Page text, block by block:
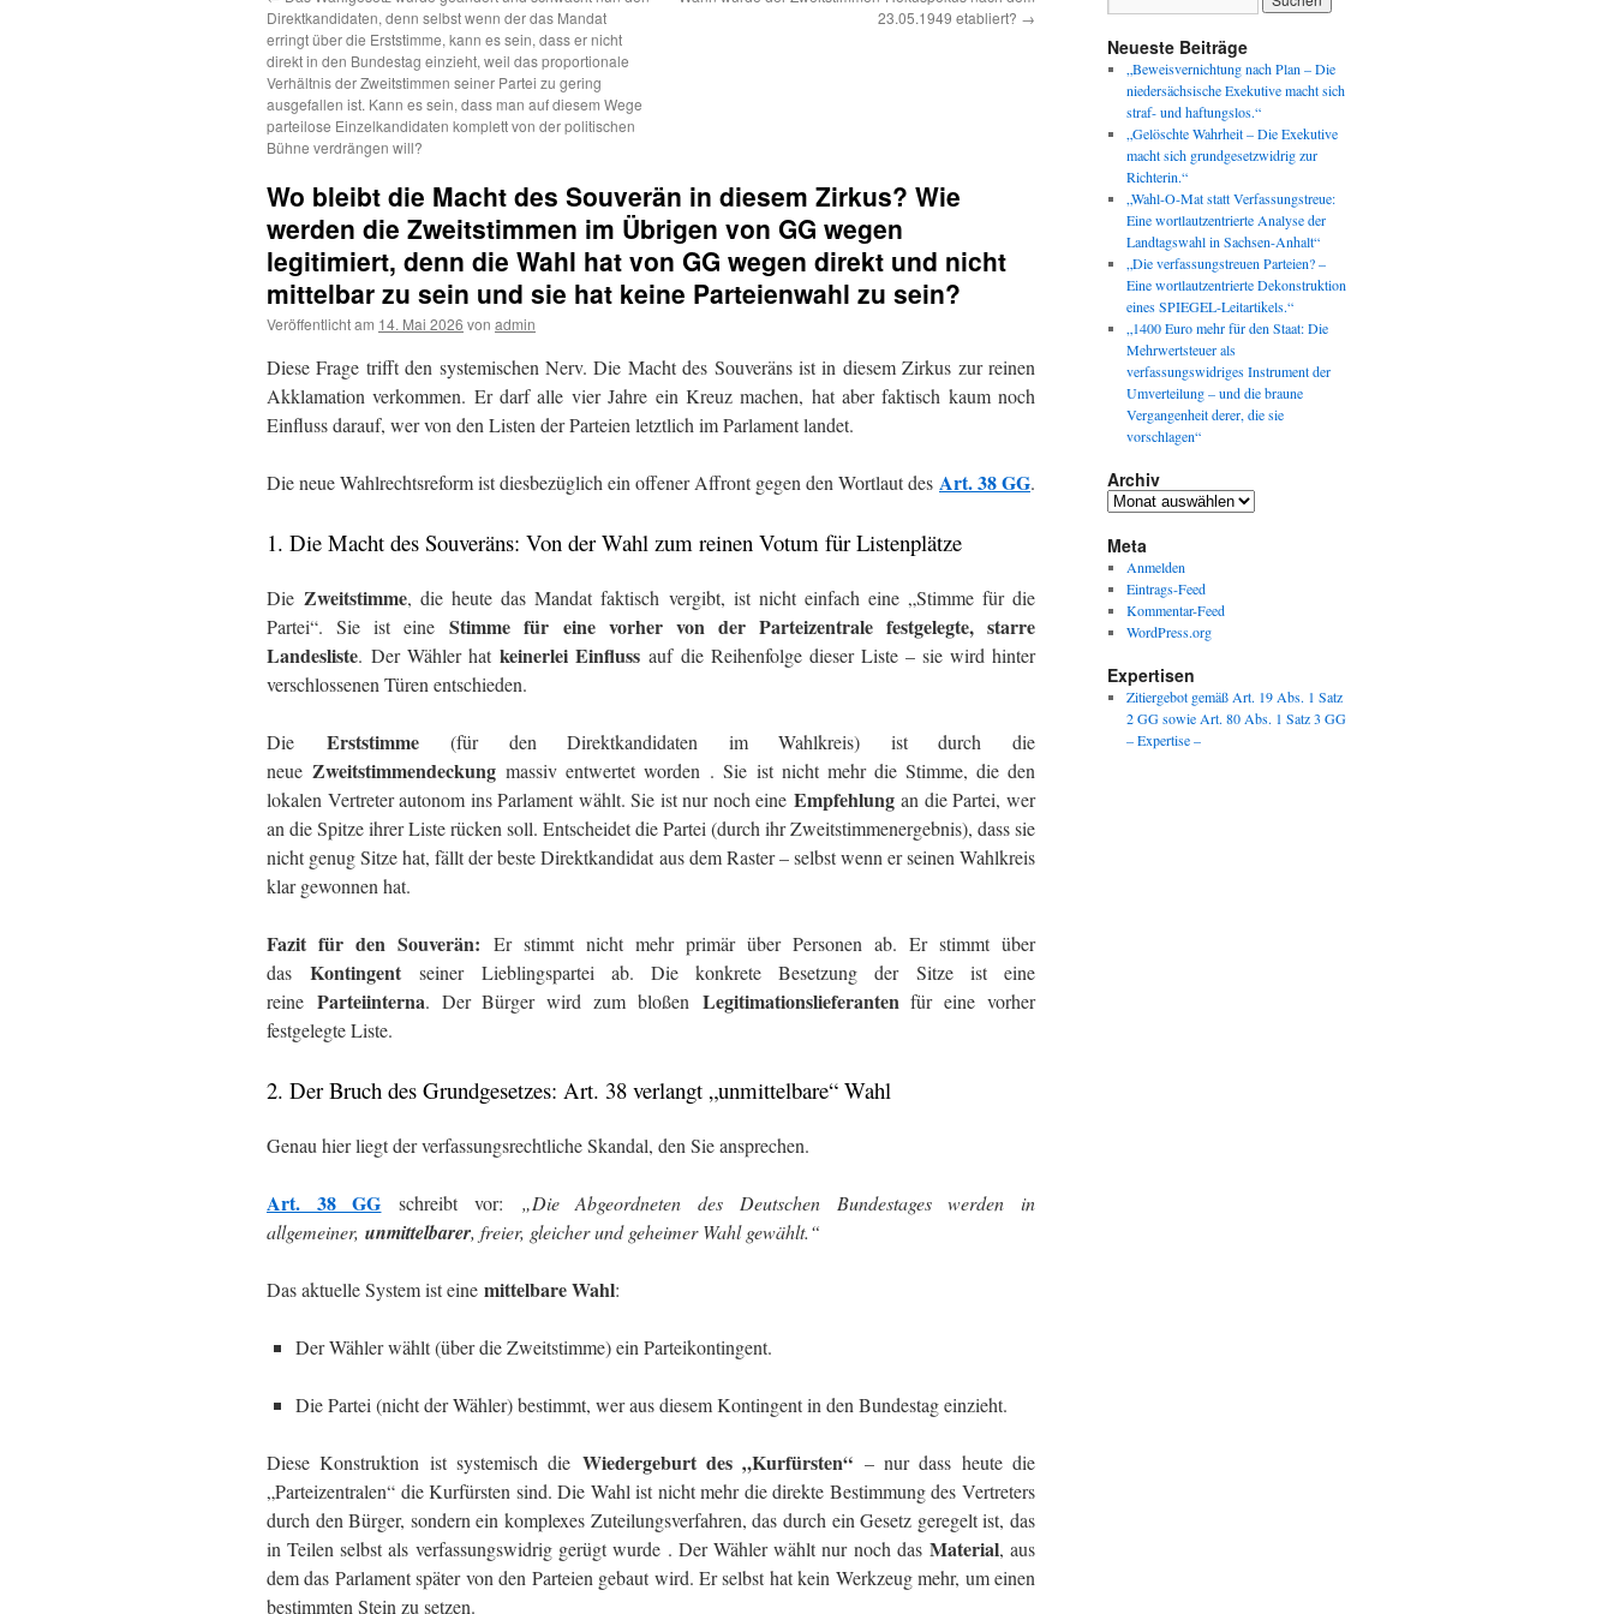
Direktkandidaten, denn selbst wenn der das Mandat
erringt über die Erststimme, kann es sein, dass er nicht
direkt in den Bundestag einzieht, weil das proportionale
Verhältnis der Zweitstimmen seiner Partei zu gering
ausgefallen ist. Kann es sein, dass man auf diesem Wege
parteilose Einzelkandidaten komplett von der politischen
Bühne verdrängen will?
23.05.1949 etabliert? →
Wo bleibt die Macht des Souverän in diesem Zirkus? Wie
werden die Zweitstimmen im Übrigen von GG wegen
legitimiert, denn die Wahl hat von GG wegen direkt und nicht
mittelbar zu sein und sie hat keine Parteienwahl zu sein?
Veröffentlicht am 14. Mai 2026 von admin
Diese Frage trifft den systemischen Nerv. Die Macht des Souveräns ist in diesem Zirkus zur reinen
Akklamation verkommen. Er darf alle vier Jahre ein Kreuz machen, hat aber faktisch kaum noch
Einfluss darauf, wer von den Listen der Parteien letztlich im Parlament landet.
Die neue Wahlrechtsreform ist diesbezüglich ein offener Affront gegen den Wortlaut des Art. 38 GG.
1. Die Macht des Souveräns: Von der Wahl zum reinen Votum für Listenplätze
Die Zweitstimme, die heute das Mandat faktisch vergibt, ist nicht einfach eine „Stimme für die
Partei“. Sie ist eineStimme für eine vorher von der Parteizentrale festgelegte, starre
Landesliste. Der Wähler hatkeinerlei Einfluss auf die Reihenfolge dieser Liste – sie wird hinter
verschlossenen Türen entschieden.
Die Erststimme(für den Direktkandidaten im Wahlkreis) ist durch die
neue Zweitstimmendeckung massiv entwertet worden . Sie ist nicht mehr die Stimme, die den
lokalen Vertreter autonom ins Parlament wählt. Sie ist nur noch eine Empfehlungan die Partei, wer
an die Spitze ihrer Liste rücken soll. Entscheidet die Partei (durch ihr Zweitstimmenergebnis), dass sie
nicht genug Sitze hat, fällt der beste Direktkandidat aus dem Raster – selbst wenn er seinen Wahlkreis
klar gewonnen hat.
Fazit für den Souverän: Er stimmt nicht mehr primär über Personen ab. Er stimmt über
dasKontingent seiner Lieblingspartei ab. Die konkrete Besetzung der Sitze ist eine
reine Parteiinterna. Der Bürger wird zum bloßen Legitimationslieferanten für eine vorher
festgelegte Liste.
2. Der Bruch des Grundgesetzes: Art. 38 verlangt „unmittelbare“ Wahl
Genau hier liegt der verfassungsrechtliche Skandal, den Sie ansprechen.
Art. 38 GG schreibt vor: „Die Abgeordneten des Deutschen Bundestages werden in
allgemeiner, unmittelbarer, freier, gleicher und geheimer Wahl gewählt.“
Das aktuelle System ist eine mittelbare Wahl:
Der Wähler wählt (über die Zweitstimme) ein Parteikontingent.
Die Partei (nicht der Wähler) bestimmt, wer aus diesem Kontingent in den Bundestag einzieht.
Diese Konstruktion ist systemisch die Wiedergeburt des „Kurfürsten“ – nur dass heute die
„Parteizentralen“ die Kurfürsten sind. Die Wahl ist nicht mehr die direkte Bestimmung des Vertreters
durch den Bürger, sondern ein komplexes Zuteilungsverfahren, das durch ein Gesetz geregelt ist, das
in Teilen selbst als verfassungswidrig gerügt wurde . Der Wähler wählt nur noch das Material, aus
dem das Parlament später von den Parteien gebaut wird. Er selbst hat kein Werkzeug mehr, um einen
bestimmten Stein zu setzen.
Neueste Beiträge
„Beweisvernichtung nach Plan – Die
niedersächsische Exekutive macht sich
straf- und haftungslos.“
„Gelöschte Wahrheit – Die Exekutive
macht sich grundgesetzwidrig zur
Richterin.“
„Wahl-O-Mat statt Verfassungstreue:
Eine wortlautzentrierte Analyse der
Landtagswahl in Sachsen-Anhalt“
„Die verfassungstreuen Parteien? –
Eine wortlautzentrierte Dekonstruktion
eines SPIEGEL-Leitartikels.“
„1400 Euro mehr für den Staat: Die
Mehrwertsteuer als
verfassungswidriges Instrument der
Umverteilung – und die braune
Vergangenheit derer, die sie
vorschlagen“
Archiv
Archiv
Meta
Anmelden
Eintrags-Feed
Kommentar-Feed
WordPress.org
Expertisen
Zitiergebot gemäß Art. 19 Abs. 1 Satz
2 GG sowie Art. 80 Abs. 1 Satz 3 GG
– Expertise –